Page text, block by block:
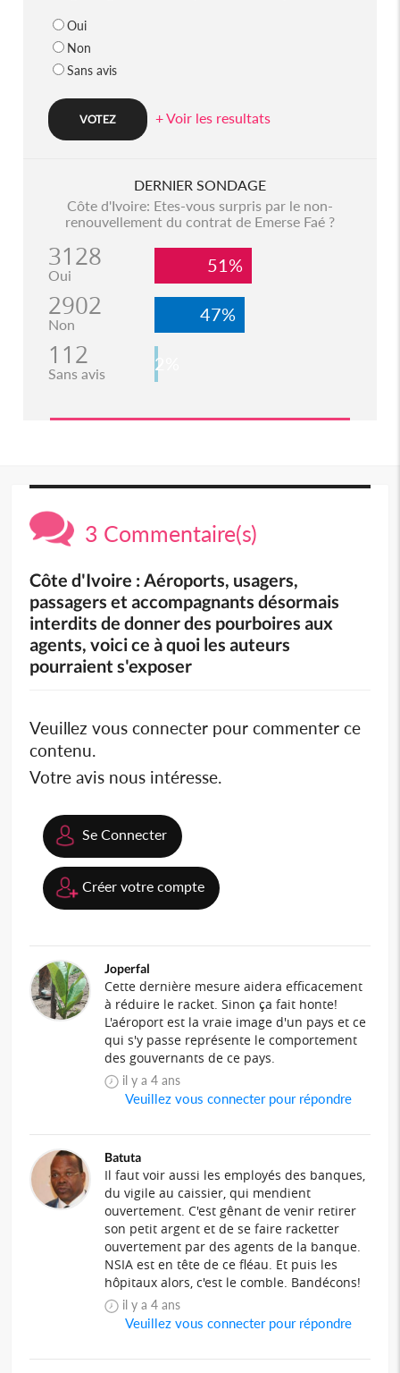
Oui
Non
Sans avis
+ Voir les resultats
DERNIER SONDAGE
Côte d'Ivoire: Etes-vous surpris par le non-
renouvellement du contrat de Emerse Faé ?
3128
Oui 51%
2902
Non 47%
112
Sans avis 2%
3 Commentaire(s)
Côte d'Ivoire : Aéroports, usagers,
passagers et accompagnants désormais
interdits de donner des pourboires aux
agents, voici ce à quoi les auteurs
pourraient s'exposer
Veuillez vous connecter pour commenter ce
contenu.
Votre avis nous intéresse.
Se Connecter
Créer votre compte
Joperfal
Cette dernière mesure aidera efficacement
à réduire le racket. Sinon ça fait honte!
L'aéroport est la vraie image d'un pays et ce
qui s'y passe représente le comportement
des gouvernants de ce pays.
il y a 4 ans
Veuillez vous connecter pour répondre
Batuta
Il faut voir aussi les employés des banques,
du vigile au caissier, qui mendient
ouvertement. C'est gênant de venir retirer
son petit argent et de se faire racketter
ouvertement par des agents de la banque.
NSIA est en tête de ce fléau. Et puis les
hôpitaux alors, c'est le comble. Bandécons!
il y a 4 ans
Veuillez vous connecter pour répondre